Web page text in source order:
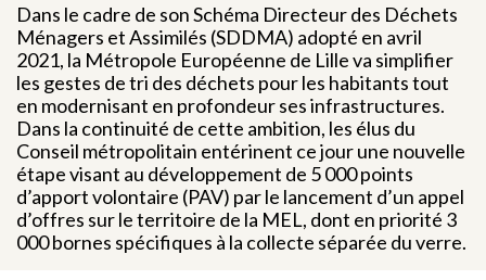
Dans le cadre de son Schéma Directeur des Déchets
Ménagers et Assimilés (SDDMA) adopté en avril
2021, la Métropole Européenne de Lille va simplifier
les gestes de tri des déchets pour les habitants tout
en modernisant en profondeur ses infrastructures.
Dans la continuité de cette ambition, les élus du
Conseil métropolitain entérinent ce jour une nouvelle
étape visant au développement de 5 000 points
d’apport volontaire (PAV) par le lancement d’un appel
d’offres sur le territoire de la MEL, dont en priorité 3
000 bornes spécifiques à la collecte séparée du verre.